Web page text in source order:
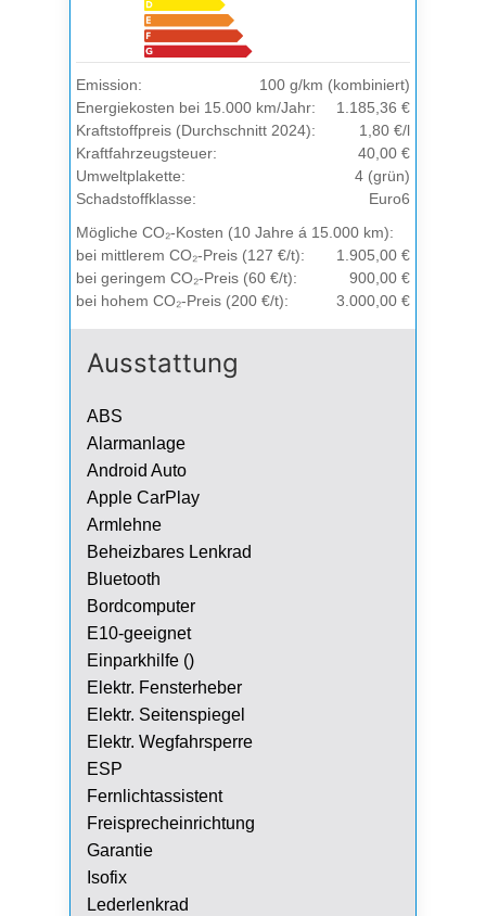
Emission:
100 g/km (kombiniert)
Energiekosten bei 15.000 km/Jahr:
1.185,36 €
Kraftstoffpreis (Durchschnitt 2024):
1,80 €/l
Kraftfahrzeugsteuer:
40,00 €
Umweltplakette:
4 (grün)
Schadstoffklasse:
Euro6
Mögliche CO₂-Kosten (10 Jahre á 15.000 km):
bei mittlerem CO₂-Preis (127 €/t):
1.905,00 €
bei geringem CO₂-Preis (60 €/t):
900,00 €
bei hohem CO₂-Preis (200 €/t):
3.000,00 €
Ausstattung
ABS
Alarmanlage
Android Auto
Apple CarPlay
Armlehne
Beheizbares Lenkrad
Bluetooth
Bordcomputer
E10-geeignet
Einparkhilfe ()
Elektr. Fensterheber
Elektr. Seitenspiegel
Elektr. Wegfahrsperre
ESP
Fernlichtassistent
Freisprecheinrichtung
Garantie
Isofix
Lederlenkrad